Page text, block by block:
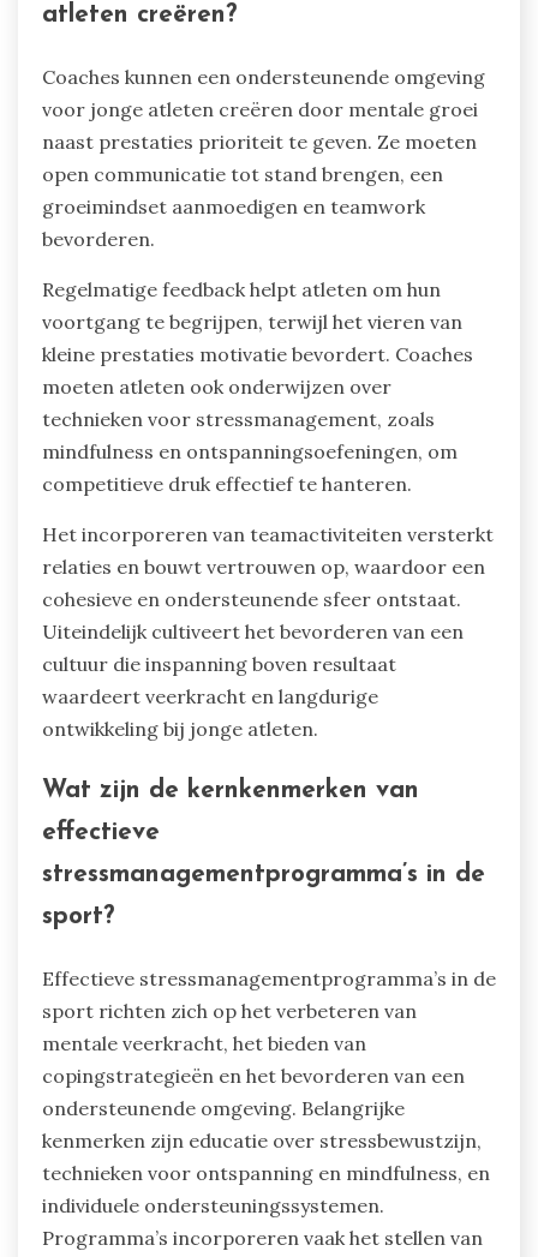
atleten creëren?
Coaches kunnen een ondersteunende omgeving
voor jonge atleten creëren door mentale groei
naast prestaties prioriteit te geven. Ze moeten
open communicatie tot stand brengen, een
groeimindset aanmoedigen en teamwork
bevorderen.
Regelmatige feedback helpt atleten om hun
voortgang te begrijpen, terwijl het vieren van
kleine prestaties motivatie bevordert. Coaches
moeten atleten ook onderwijzen over
technieken voor stressmanagement, zoals
mindfulness en ontspanningsoefeningen, om
competitieve druk effectief te hanteren.
Het incorporeren van teamactiviteiten versterkt
relaties en bouwt vertrouwen op, waardoor een
cohesieve en ondersteunende sfeer ontstaat.
Uiteindelijk cultiveert het bevorderen van een
cultuur die inspanning boven resultaat
waardeert veerkracht en langdurige
ontwikkeling bij jonge atleten.
Wat zijn de kernkenmerken van
effectieve
stressmanagementprogramma’s in de
sport?
Effectieve stressmanagementprogramma’s in de
sport richten zich op het verbeteren van
mentale veerkracht, het bieden van
copingstrategieën en het bevorderen van een
ondersteunende omgeving. Belangrijke
kenmerken zijn educatie over stressbewustzijn,
technieken voor ontspanning en mindfulness, en
individuele ondersteuningssystemen.
Programma’s incorporeren vaak het stellen van